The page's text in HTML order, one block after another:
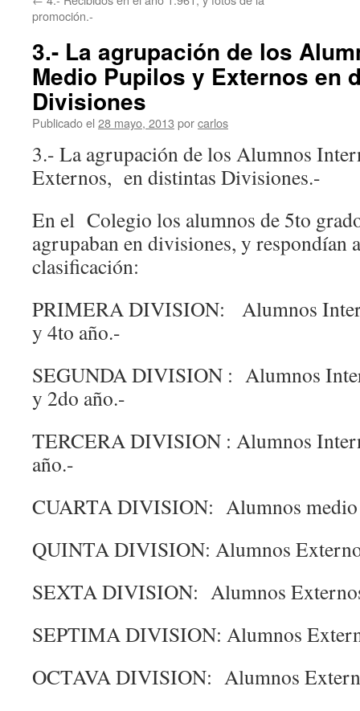
promoción.-
3.- La agrupación de los
Medio Pupilos y Externos en
Divisiones
Publicado el 28 mayo, 2013 porcarlos
3.- La agrupación de los Alumnos
Externos, en distintas Divisiones.-
En el Colegio los alumnos de 5to
agrupaban en divisiones, y respondían
clasificación:
PRIMERA DIVISION: Alumnos
y 4to año.-
SEGUNDA DIVISION : Alumnos
y 2do año.-
TERCERA DIVISION : Alumnos
año.-
CUARTA DIVISION: Alumnos
QUINTA DIVISION: Alumnos
SEXTA DIVISION: Alumnos
SEPTIMA DIVISION: Alumnos
OCTAVA DIVISION: Alumnos